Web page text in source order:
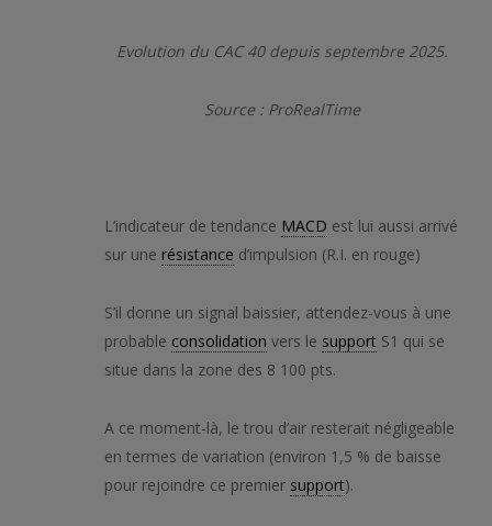
Evolution du CAC 40 depuis septembre 2025.
Source : ProRealTime
L’indicateur de tendance MACD est lui aussi arrivé
sur une résistance d’impulsion (R.I. en rouge)
S’il donne un signal baissier, attendez-vous à une
probable consolidation vers le support S1 qui se
situe dans la zone des 8 100 pts.
A ce moment-là, le trou d’air resterait négligeable
en termes de variation (environ 1,5 % de baisse
pour rejoindre ce premier support).